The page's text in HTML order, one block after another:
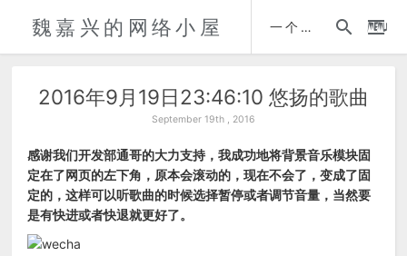
魏嘉兴的网络小屋 一个人的自传 时间轴
2016年9月19日23:46:10 悠扬的歌曲
September 19th , 2016
感谢我们开发部通哥的大力支持，我成功地将背景音乐模块固
定在了网页的左下角，原本会滚动的，现在不会了，变成了固
定的，这样可以听歌曲的时候选择暂停或者调节音量，当然要
是有快进或者快退就更好了。